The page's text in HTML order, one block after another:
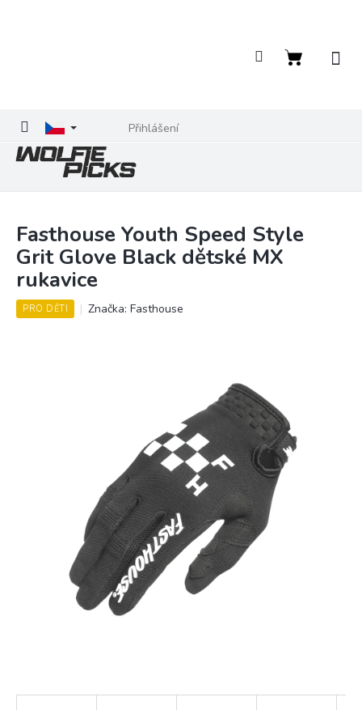
Přihlášení
Nákupní
Fasthouse Youth Speed Style
Grit Glove Black dětské MX
rukavice
PRO DĚTI Značka: Fasthouse